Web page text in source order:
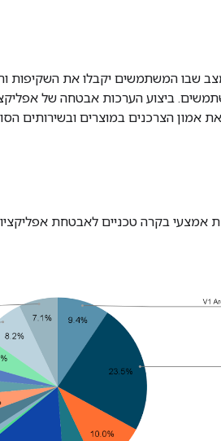
שבו המשתמשים יקבלו את השקיפות
ביצוע הערכות אבטחה של
אמון הצרכנים במוצרים ובשירותים